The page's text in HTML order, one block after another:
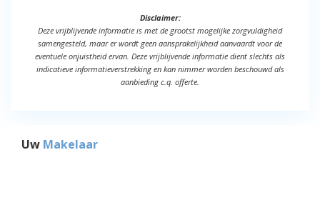
Disclaimer:
Deze vrijblijvende informatie is met de grootst mogelijke zorgvuldigheid
samengesteld, maar er wordt geen aansprakelijkheid aanvaardt voor de
eventuele onjuistheid ervan. Deze vrijblijvende informatie dient slechts als
indicatieve informatieverstrekking en kan nimmer worden beschouwd als
aanbieding c.q. offerte.
Uw Makelaar